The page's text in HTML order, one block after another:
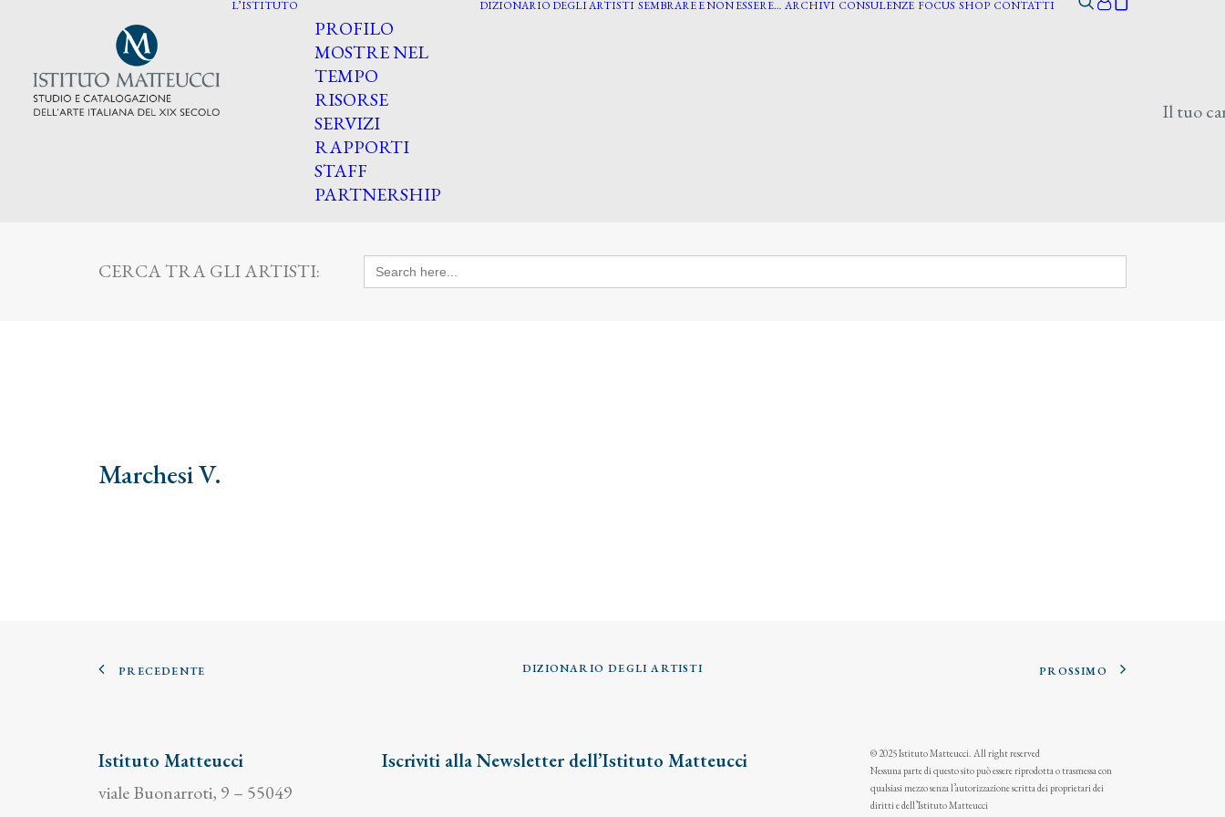
L’ISTITUTO
PROFILO
MOSTRE NEL
TEMPO
RISORSE
SERVIZI
RAPPORTI
STAFF
PARTNERSHIP
DIZIONARIO DEGLI ARTISTI SEMBRARE E NON ESSERE… ARCHIVI CONSULENZE FOCUS SHOP CONTATTI
Il tuo
CERCA TRA GLI ARTISTI: Search
for:
Marchesi V.
PRECEDENTE DIZIONARIO DEGLI ARTISTI PROSSIMO
Istituto Matteucci
viale Buonarroti, 9 – 55049
Iscriviti alla Newsletter dell’Istituto Matteucci
© 2025 Istituto Matteucci. All right reserved
Nessuna parte di questo sito può essere riprodotta o trasmessa con
qualsiasi mezzo senza l’autorizzazione scritta dei proprietari dei
diritti e dell’Istituto Matteucci